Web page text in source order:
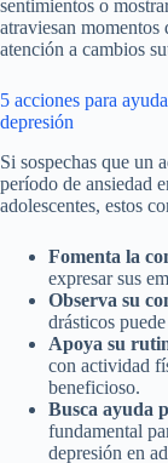
sentimientos o
atraviesan momentos
atención a cambios
5 acciones para
depresión
Si sospechas que un
período de ansiedad
adolescentes, estos
Fomenta la
expresar sus
Observa su
drásticos
Apoya su
con actividad
beneficioso.
Busca ayuda
fundamental
depresión en